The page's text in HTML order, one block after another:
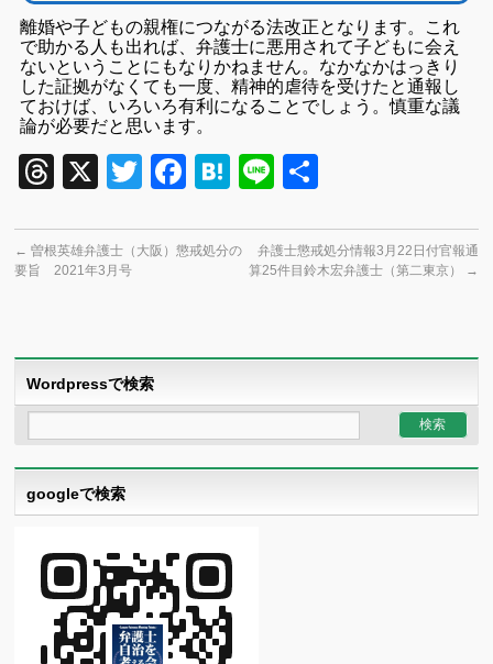
離婚や子どもの親権につながる法改正となります。これ
で助かる人も出れば、弁護士に悪用されて子どもに会え
ないということにもなりかねません。なかなかはっきり
した証拠がなくても一度、精神的虐待を受けたと通報し
ておけば、いろいろ有利になることでしょう。慎重な議
論が必要だと思います。
Threads
X TwitterFacebook
Hatena
Line
← 曽根英雄弁護士（大阪）懲戒処分の
要旨 2021年3月号
弁護士懲戒処分情報3月22日付官報通
算25件目鈴木宏弁護士（第二東京）
→
Wordpressで検索
googleで検索